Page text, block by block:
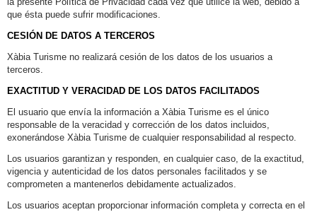
que ésta puede sufrir modificaciones.
CESIÓN DE DATOS A TERCEROS
Xàbia Turisme no realizará cesión de los datos de los usuarios a
terceros.
EXACTITUD Y VERACIDAD DE LOS DATOS FACILITADOS
El usuario que envía la información a Xàbia Turisme es el único
responsable de la veracidad y corrección de los datos incluidos,
exonerándose Xàbia Turisme de cualquier responsabilidad al respecto.
Los usuarios garantizan y responden, en cualquier caso, de la exactitud,
vigencia y autenticidad de los datos personales facilitados y se
comprometen a mantenerlos debidamente actualizados.
Los usuarios aceptan proporcionar información completa y correcta en el